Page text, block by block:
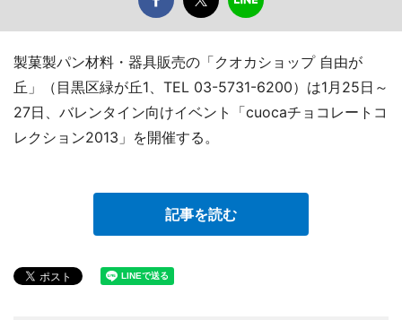
製菓製パン材料・器具販売の「クオカショップ 自由が
丘」（目黒区緑が丘1、TEL 03-5731-6200）は1月25日～
27日、バレンタイン向けイベント「cuocaチョコレートコ
レクション2013」を開催する。
記事を読む